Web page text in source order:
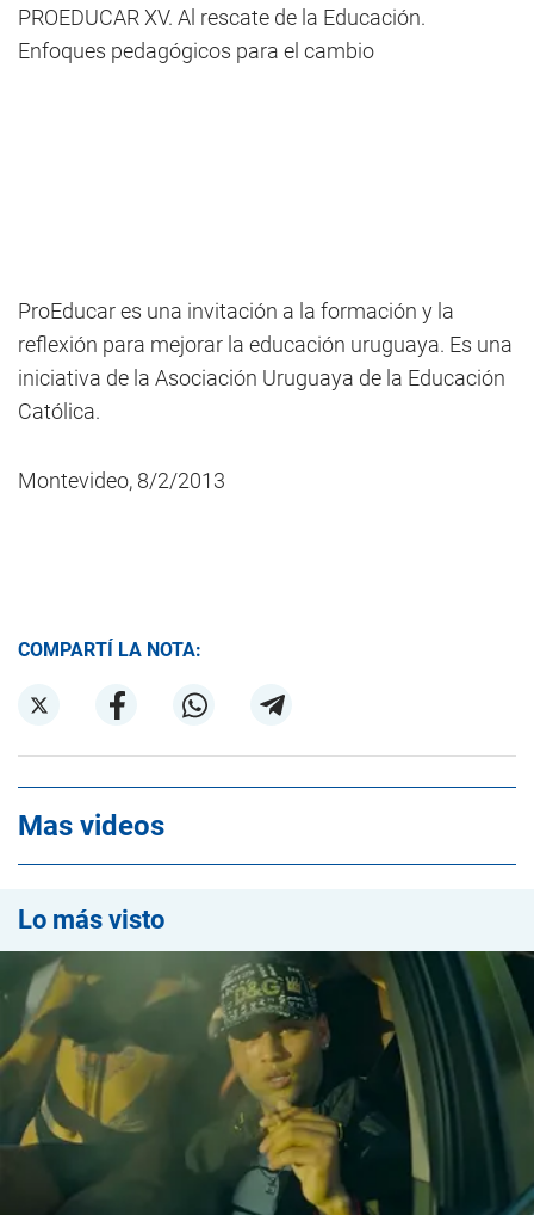
PROEDUCAR XV. Al rescate de la Educación.
Enfoques pedagógicos para el cambio
ProEducar es una invitación a la formación y la
reflexión para mejorar la educación uruguaya. Es una
iniciativa de la Asociación Uruguaya de la Educación
Católica.
Montevideo, 8/2/2013
COMPARTÍ LA NOTA:
Mas videos
Lo más visto